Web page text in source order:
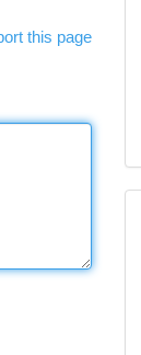
this page